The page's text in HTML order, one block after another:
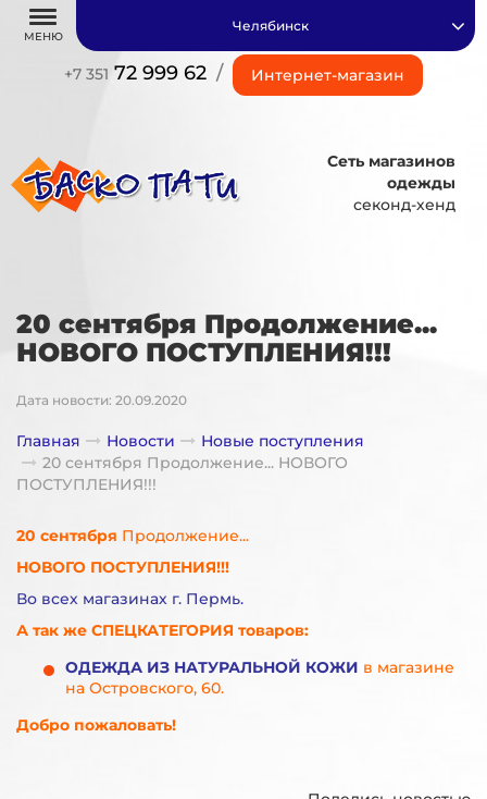
МЕНЮ
+7 351 72 999 62 / Интернет-магазин
Челябинск
Сеть магазинов
одежды
секонд-хенд
20 сентября Продолжение...
НОВОГО ПОСТУПЛЕНИЯ!!!
Дата новости: 20.09.2020
Главная Новости
Новые поступления
20 сентября Продолжение... НОВОГО
ПОСТУПЛЕНИЯ!!!
20 сентября Продолжение...
НОВОГО ПОСТУПЛЕНИЯ!!!
Во всех магазинах г. Пермь.
А так же СПЕЦКАТЕГОРИЯ товаров:
ОДЕЖДА ИЗ НАТУРАЛЬНОЙ КОЖИ в магазине
на Островского, 60.
Добро пожаловать!